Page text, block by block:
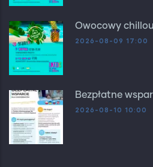
Owocowy
2026-08-09 17:00
Bezpłatne
2026-08-10 10:00